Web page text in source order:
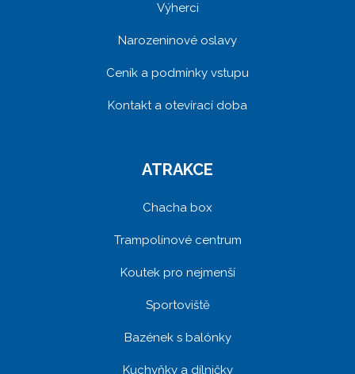
Výherci
Narozeninové oslavy
Ceník a podmínky vstupu
Kontakt a otevírací doba
ATRAKCE
Chacha box
Trampolínové centrum
Koutek pro nejmenší
Sportoviště
Bazének s balónky
Kuchyňky a dílničky